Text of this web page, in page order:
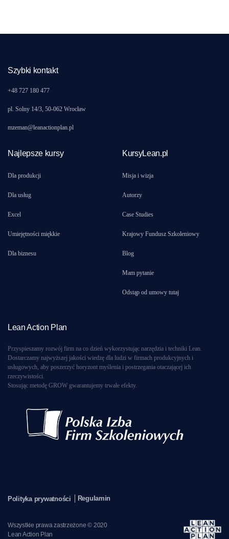
Szybki kontakt
+48 727 180 477
pl. Solny 14/3, 50-062 Wrocław
mzeman@leanactionplan.pl
Najlepsze kursy
Dla produkcji
Dla usług
Excel
Umiejętności miękkie
Dla biznesu
KursyLean.pl
Misja i wizja
Autorzy
Case Studies
Krajowy Fundusz Szkoleniowy
Blog
Mam pytanie
Odstąp od umowy tutaj
Lean Action Plan
Przyspieszamy rozwój firm na co dzień wykorzystując narzędzia i techniki Lean.
Dostarczamy najwyższej jakości wiedzę dla ludzi w firmach produkcyjnych i
usługowych, aby poszerzyć horyzont myślenia i postrzegania otaczającej ich
rzeczywistości.
Stosując metodę GROW gwarantujemy trwałe efekty.
Wszystkie prawa zastrzeżone © 2020
Lean Action Plan
Polityka prywatności Regulamin